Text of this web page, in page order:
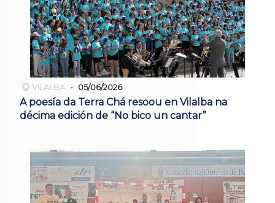
VILALBA 05/06/2026
A poesía da Terra Chá resoou en Vilalba na
décima edición de “No bico un cantar”